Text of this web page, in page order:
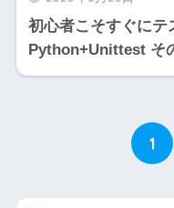
初心者こそすぐにテ
Python+Unittest そ
1